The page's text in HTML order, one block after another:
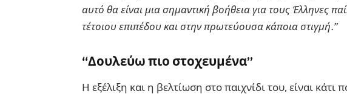
αυτό θα είναι μια σημαντική βοήθεια για τους Έλληνες
τέτοιου επιπέδου και στην πρωτεύουσα κάποια στιγμή.”
“Δουλεύω πιο στοχευμένα”
Η εξέλιξη και η βελτίωση στο παιχνίδι του, είναι κάτι